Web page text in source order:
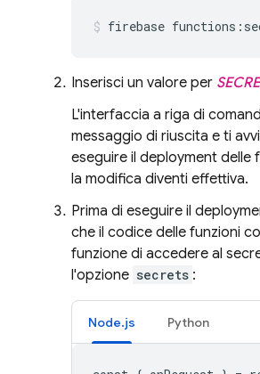
firebase
Inserisci un valore per
L'interfaccia a riga di
messaggio di riuscita e ti
eseguire il deployment delle
la modifica diventi effettiva.
Prima di eseguire il
che il codice delle funzioni
funzione di accedere al
l'opzione secrets :
Node.js Python